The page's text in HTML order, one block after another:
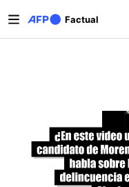
Factual
Solapas